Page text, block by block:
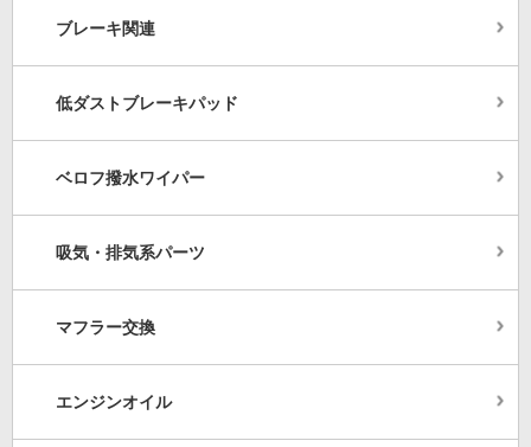
ブレーキ関連
低ダストブレーキパッド
ベロフ撥水ワイパー
吸気・排気系パーツ
マフラー交換
エンジンオイル